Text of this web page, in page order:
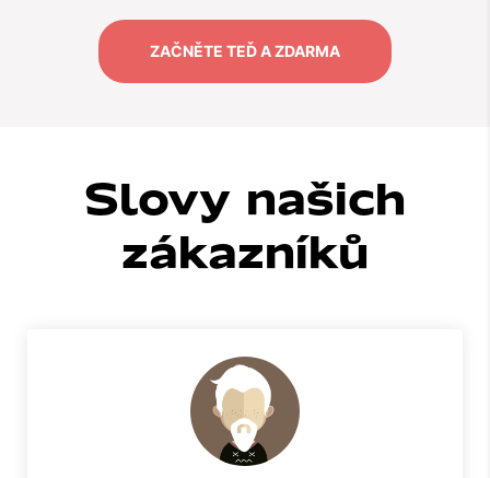
ZAČNĚTE TEĎ A ZDARMA
Slovy našich
zákazníků